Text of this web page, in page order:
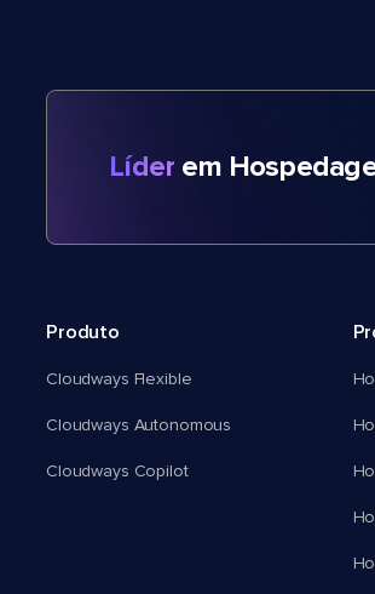
Líder em
Produto
Cloudways Flexible
Cloudways Autonomous
Cloudways Copilot